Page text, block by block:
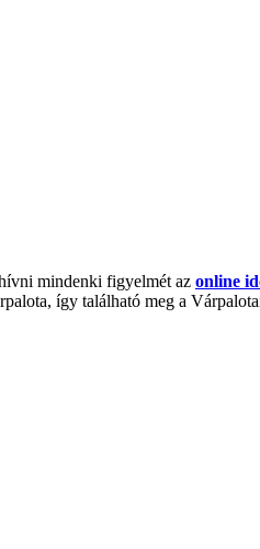
mindenki figyelmét az online
így található meg a